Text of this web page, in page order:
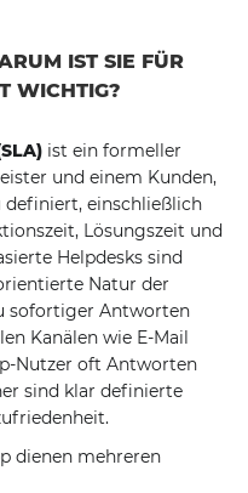
IST SIE FÜR
WICHTIG?
ist ein formeller
und einem Kunden,
definiert, einschließlich
Lösungszeit und
Helpdesks sind
Natur der
sofortiger Antworten
Kanälen wie E-Mail
Nutzer oft Antworten
sind klar definierte
dienen mehreren